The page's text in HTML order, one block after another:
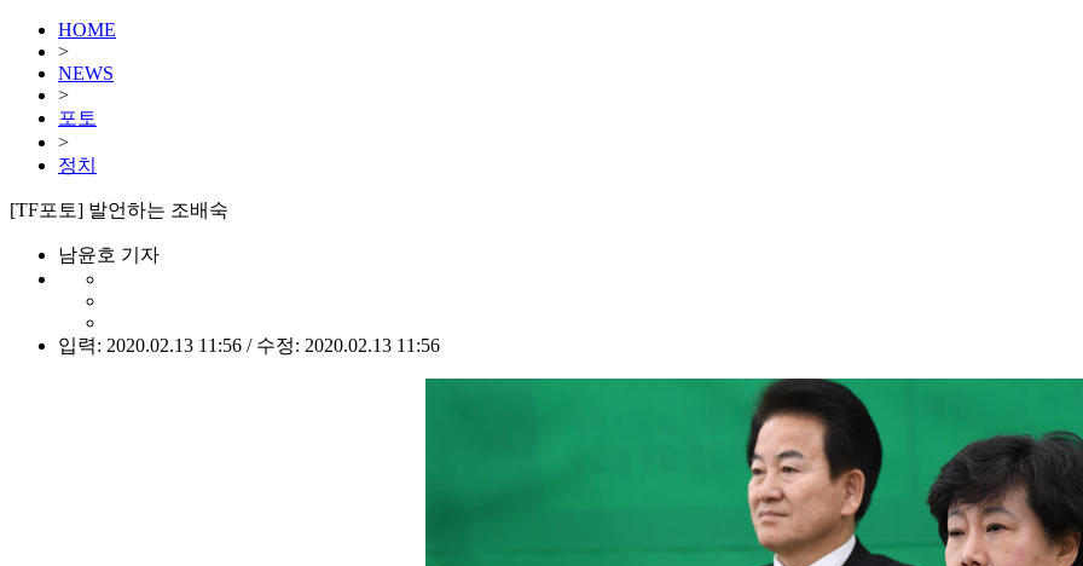
HOME
>
NEWS
>
포토
>
정치
[TF포토] 발언하는 조배숙
남윤호 기자
입력: 2020.02.13 11:56 / 수정: 2020.02.13 11:56